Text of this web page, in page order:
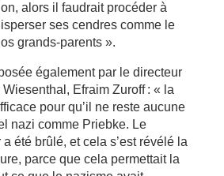
alors il faudrait procéder à
ses cendres comme le
grands-parents ».
également par le directeur
Efraim Zuroff : « la
pour qu’il ne reste aucune
nazi comme Priebke. Le
été brûlé, et cela s’est révélé la
parce que cela permettait la